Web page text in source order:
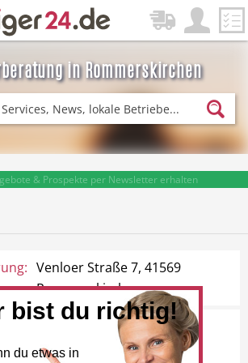
in Rommerskirchen
Einkaufen
News
& Prospekte per Newsletter erhalten
Venloer Straße 7, 41569
Rommerskirchen
Venloer Straße 7, 41569
Rommerskirchen
bist du richtig!
du etwas in